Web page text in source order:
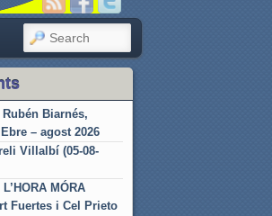
SEARCH
Rubén Biarnés,
– agost 2026
Villalbí (05-08-
L’HORA MÓRA
Fuertes i Cel Prieto